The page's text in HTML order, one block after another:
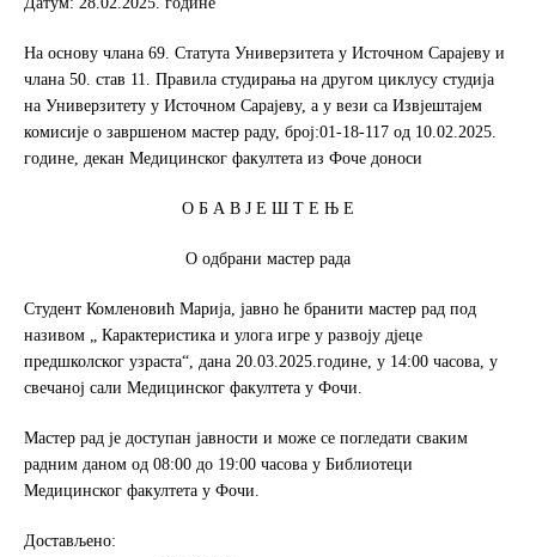
o
k
r
На основу члана 69. Статута Универзитета у Источном Сарајеву и
чланa 50. став 11. Правила студирања на другом циклусу студија
на Универзитету у Источном Сарајеву, а у вези са Извјештајем
комисије о завршеном мастер раду, број:01-18-117 од 10.02.2025.
године, декан Медицинског факултета из Фоче доноси
О Б А В Ј Е Ш Т Е Њ Е
О одбрани мастер рада
Студент Комленовић Марија, јавно ће бранити мастер рад под
називом „ Карактеристика и улога игре у развоју дјеце
предшколског узраста“, дана 20.03.2025.године, у 14:00 часова, у
свечаној сали Медицинског факултета у Фочи.
Мастер рад је доступан јавности и може се погледати сваким
радним даном од 08:00 до 19:00 часова у Библиотеци
Медицинског факултета у Фочи.
Достављено: